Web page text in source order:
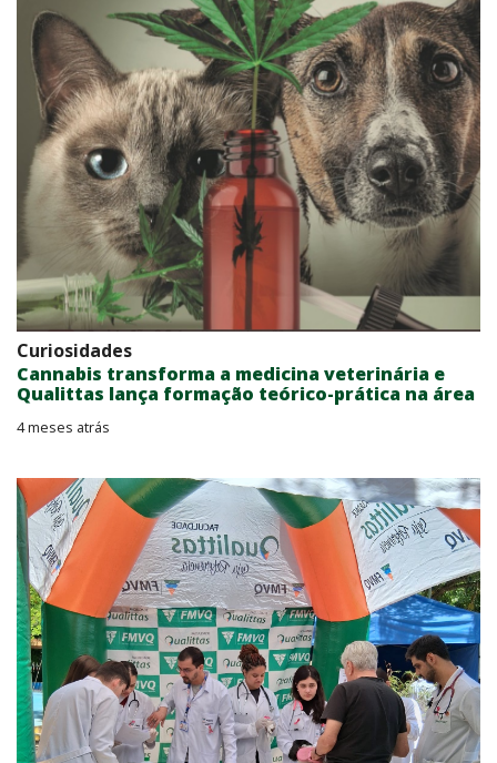
Curiosidades
Cannabis transforma a medicina veterinária e
Qualittas lança formação teórico-prática na área
4 meses atrás